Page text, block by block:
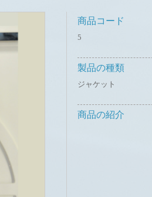
商品コード
5
製品の種類
ジャケット
商品の紹介